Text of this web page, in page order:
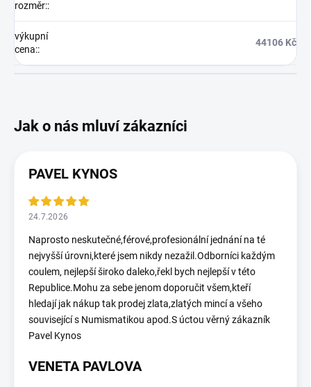
rozměr::
výkupní
cena::
44106 Kč
PAVEL KYNOS
24.7.2026
Naprosto neskutečné,férové,profesionální jednání na té
nejvyšší úrovni,které jsem nikdy nezažil.Odborníci každým
coulem, nejlepší široko daleko,řekl bych nejlepší v této
Republice.Mohu za sebe jenom doporučit všem,kteří
hledají jak nákup tak prodej zlata,zlatých mincí a všeho
související s Numismatikou apod.S úctou věrný zákazník
Pavel Kynos
VENETA PAVLOVA